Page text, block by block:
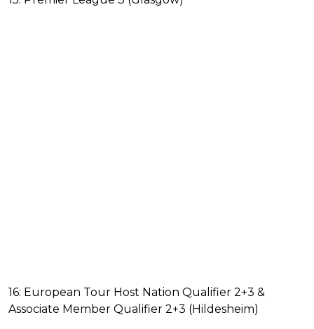
16: European Tour Host Nation Qualifier 2+3 &
Associate Member Qualifier 2+3 (Hildesheim)